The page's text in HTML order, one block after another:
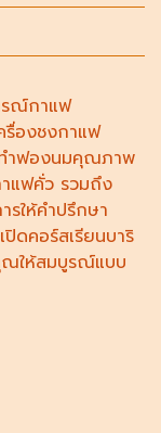
รณ์กาแฟ
รื่องชงกาแฟ
ำฟองนมคุณภาพ
แฟคั่ว รวมถึง
ให้คำปรึกษา
ปิดคอร์สเรียนบาริ
ณให้สมบูรณ์แบบ